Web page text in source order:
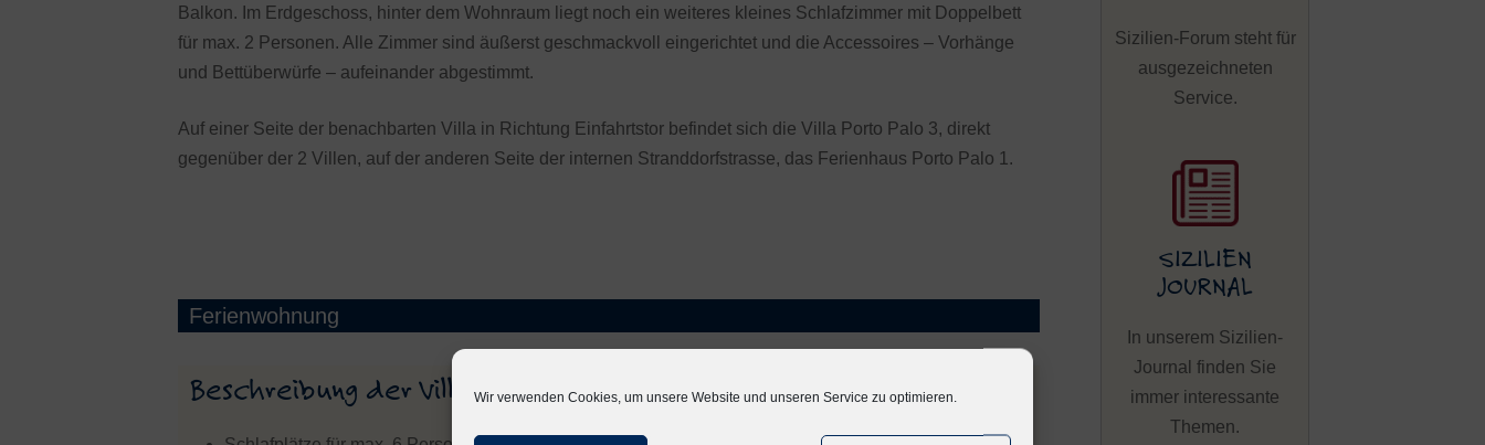
Wir verwenden Cookies, um unsere Website und unseren Service zu optimieren.
Balkon. Im Erdgeschoss, hinter dem Wohnraum liegt noch ein weiteres kleines Schlafzimmer mit Doppelbett
für max. 2 Personen. Alle Zimmer sind äußerst geschmackvoll eingerichtet und die Accessoires – Vorhänge
und Bettüberwürfe – aufeinander abgestimmt.
Auf einer Seite der benachbarten Villa in Richtung Einfahrtstor befindet sich die Villa Porto Palo 3, direkt
gegenüber der 2 Villen, auf der anderen Seite der internen Stranddorfstrasse, das Ferienhaus Porto Palo 1.
Ferienwohnung
Beschreibung der Villa Wohnungsausstattung
Sizilien-Forum steht für
ausgezeichneten
Service.
SIZILIEN
JOURNAL
In unserem Sizilien-
Journal finden Sie
immer interessante
Themen.